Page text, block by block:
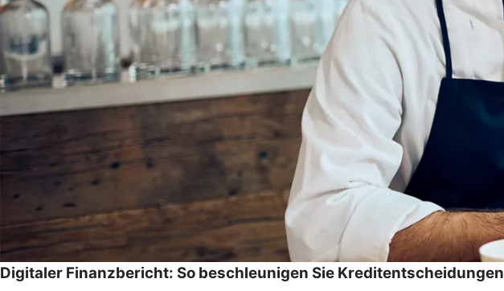
Digitaler Finanzbericht: So beschleunigen Sie Kreditentscheidungen